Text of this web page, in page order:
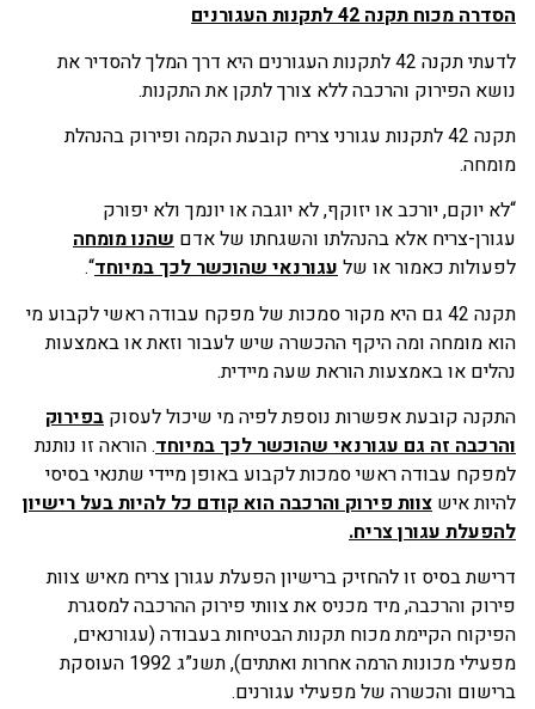
הסדרה מכוח תקנה 42 לתקנות העגורנים
לדעתי תקנה 42 לתקנות העגורנים היא דרך המלך להסדיר את
נושא הפירוק והרכבה ללא צורך לתקן את התקנות.
תקנה 42 לתקנות עגורני צריח קובעת הקמה ופירוק בהנהלת
מומחה.
“לא יוקם, יורכב או יזוקף, לא יוגבה או יונמך ולא יפורק
עגורן-צריח אלא בהנהלתו והשגחתו של אדם שהנו מומחה
לפעולות כאמור או שלעגורנאי שהוכשר לכך במיוחד“.
תקנה 42 גם היא מקור סמכות של מפקח עבודה ראשי לקבוע מי
הוא מומחה ומה היקף ההכשרה שיש לעבור וזאת או באמצעות
נהלים או באמצעות הוראת שעה מיידית.
התקנה קובעת אפשרות נוספת לפיה מי שיכול לעסוק בפירוק
והרכבה זה גם עגורנאי שהוכשר לכך במיוחד. הוראה זו נותנת
למפקח עבודה ראשי סמכות לקבוע באופן מיידי שתנאי בסיסי
להיות איש צוות פירוק והרכבה הוא קודם כל להיות בעל רישיון
להפעלת עגורן צריח.
דרישת בסיס זו להחזיק ברישיון הפעלת עגורן צריח מאיש צוות
פירוק והרכבה, מיד מכניס את צוותי פירוק ההרכבה למסגרת
הפיקוח הקיימת מכוח תקנות הבטיחות בעבודה (עגורנאים,
מפעילי מכונות הרמה אחרות ואתתים), תשנ”ג 1992 העוסקת
ברישום והכשרה של מפעילי עגורנים.